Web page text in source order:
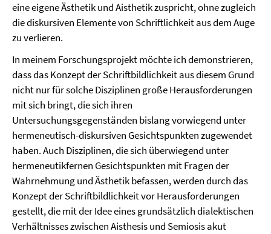
eine eigene Ästhetik und Aisthetik zuspricht, ohne zugleich
die diskursiven Elemente von Schriftlichkeit aus dem Auge
zu verlieren.
In meinem Forschungsprojekt möchte ich demonstrieren,
dass das Konzept der Schriftbildlichkeit aus diesem Grund
nicht nur für solche Disziplinen große Herausforderungen
mit sich bringt, die sich ihren
Untersuchungsgegenständen bislang vorwiegend unter
hermeneutisch-diskursiven Gesichtspunkten zugewendet
haben. Auch Disziplinen, die sich überwiegend unter
hermeneutikfernen Gesichtspunkten mit Fragen der
Wahrnehmung und Ästhetik befassen, werden durch das
Konzept der Schriftbildlichkeit vor Herausforderungen
gestellt, die mit der Idee eines grundsätzlich dialektischen
Verhältnisses zwischen Aisthesis und Semiosis akut